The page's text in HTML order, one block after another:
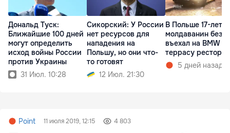
Дональд Туск:
Ближайшие 100 дней
могут определить
исход войны России
против Украины
31 Июл. 10:28
Сикорский: У России
нет ресурсов для
нападения на
Польшу, но они что-
то готовят
12 Июл. 21:30
В Польше 17-
молдаванин без
въехал на BMW в
террасу
5 дней назад
Point 11 июля 2019, 12:15 4 803